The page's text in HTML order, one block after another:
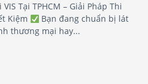
Tại TPHCM – Giải Pháp Thi
Kiệm
Bạn đang chuẩn bị lát
thương mại hay...